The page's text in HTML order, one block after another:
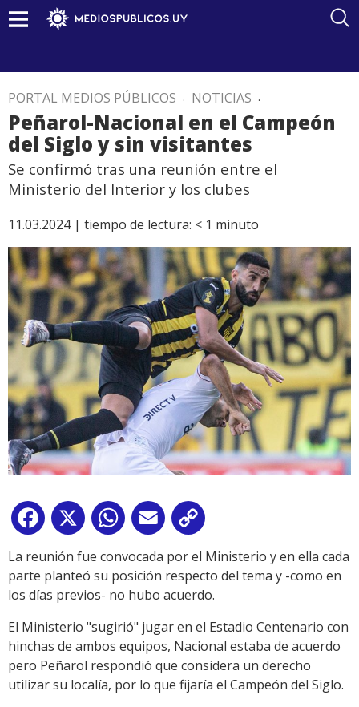
PORTAL MEDIOS PÚBLICOS . NOTICIAS .
Peñarol-Nacional en el Campeón
del Siglo y sin visitantes
Se confirmó tras una reunión entre el
Ministerio del Interior y los clubes
11.03.2024 | tiempo de lectura: < 1 minuto
Facebook
X WhatsApp
Email
Link
La reunión fue convocada por el Ministerio y en ella cada
parte planteó su posición respecto del tema y -como en
los días previos- no hubo acuerdo.
El Ministerio "sugirió" jugar en el Estadio Centenario con
hinchas de ambos equipos, Nacional estaba de acuerdo
pero Peñarol respondió que considera un derecho
utilizar su localía, por lo que fijaría el Campeón del Siglo.